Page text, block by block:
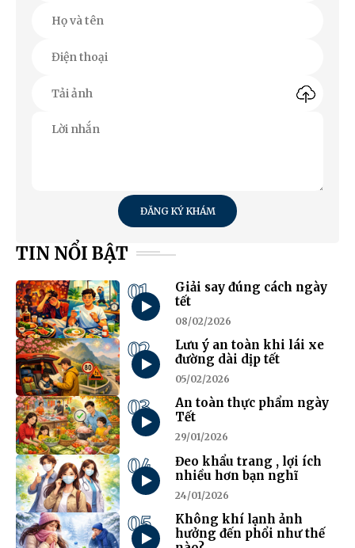
ĐĂNG KÝ KHÁM
TIN NỔI BẬT
01
Giải say đúng cách ngày
tết
08/02/2026
02
Lưu ý an toàn khi lái xe
đường dài dịp tết
05/02/2026
03
An toàn thực phẩm ngày
Tết
29/01/2026
04
Đeo khẩu trang , lợi ích
nhiều hơn bạn nghĩ
24/01/2026
05
Không khí lạnh ảnh
hưởng đến phổi như thế